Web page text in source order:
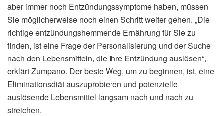
aber immer noch Entzündungssymptome haben, müssen
Sie möglicherweise noch einen Schritt weiter gehen. „Die
richtige entzündungshemmende Ernährung für Sie zu
finden, ist eine Frage der Personalisierung und der Suche
nach den Lebensmitteln, die Ihre Entzündung auslösen“,
erklärt Zumpano. Der beste Weg, um zu beginnen, ist, eine
Eliminationsdiät auszuprobieren und potenzielle
auslösende Lebensmittel langsam nach und nach zu
streichen.